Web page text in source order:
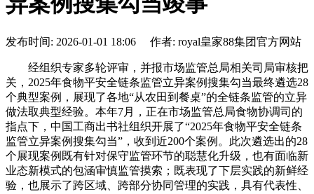
发布时间: 2026-01-01 18:06 作者: royal皇家88集团官方网站
经组织专家多轮评审，并报市场监管总局相关司局审核把
关，2025年食物平安全链条监管立异案例搜集勾当最终遴选28
个典型案例，展现了各地“从农田到餐桌”的全链条监管的立异
做法取典型经验。本年7月，正在市场监管总局食物协调司的
指点下，中国工商出书社组织开展了“2025年食物平安全链条
监管立异案例搜集勾当”，收到近200个案例。此次遴选出的28
个展现案例既有针对保守监管环节的聪慧化升级，也有面临新
业态新模式的包涵审慎监管摸索；既表现了下层实践的新鲜经
验，也展示了跨区域、跨部分协同管理的实践，具有代表性、